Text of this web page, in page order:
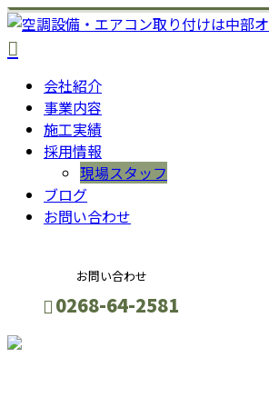
会社紹介
事業内容
施工実績
採用情報
現場スタッフ
ブログ
お問い合わせ
お問い合わせ
0268-64-2581